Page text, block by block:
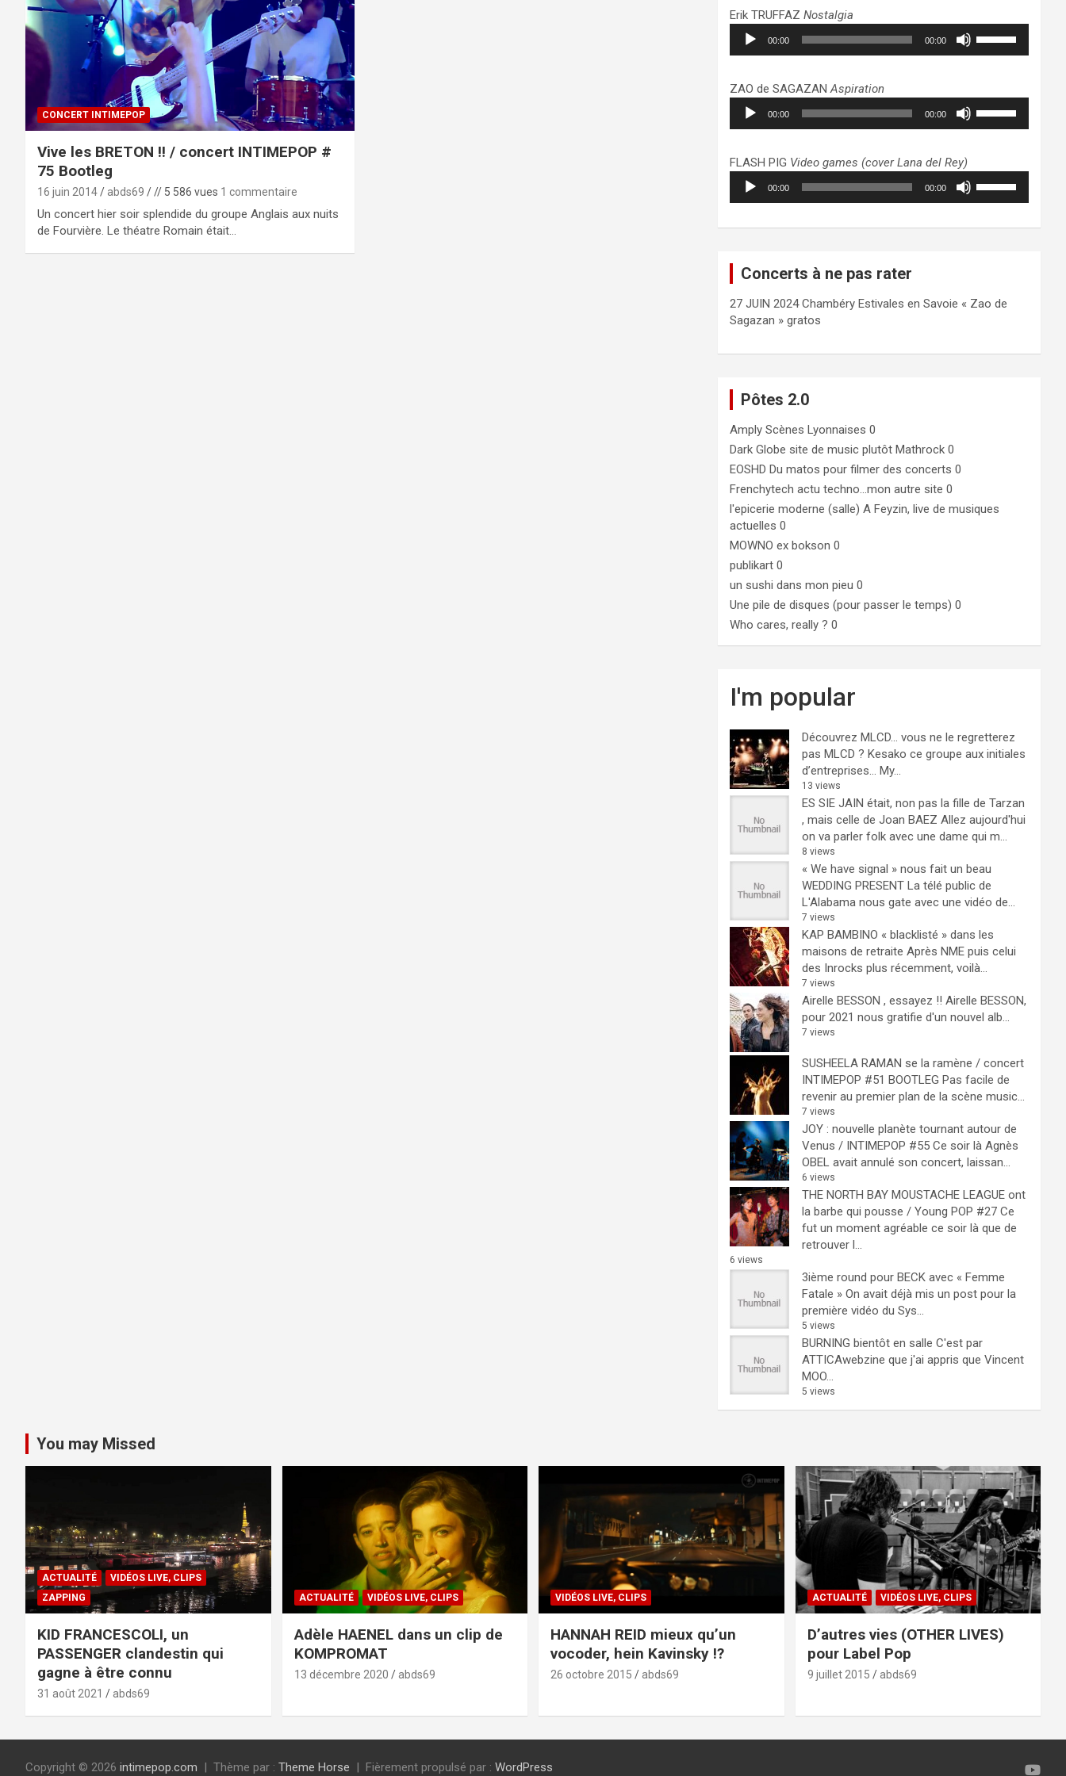
CONCERT INTIMEPOP
Vive les BRETON !! / concert INTIMEPOP #
75 Bootleg
16 juin 2014 abds69 // 5 586 vues 1 commentaire
Un concert hier soir splendide du groupe Anglais aux nuits
de Fourvière. Le théatre Romain était…
pour
augmenter
ou
volume.
Erik TRUFFAZNostalgia
Lecteur
audio
00:00 00:00
pour
augmenter
ou
volume.
ZAO de SAGAZANAspiration
Lecteur
audio
00:00 00:00
pour
augmenter
ou
FLASH PIG Video games (cover Lana del Rey)
Lecteur
audio
00:00 00:00
haut/bas
le
Concerts à ne pas rater
27 JUIN 2024 Chambéry Estivales en Savoie « Zao de
Sagazan » gratos
Pôtes 2.0
Amply Scènes Lyonnaises 0
Dark Globe site de music plutôt Mathrock 0
EOSHD Du matos pour filmer des concerts 0
Frenchytech actu techno…mon autre site 0
l'epicerie moderne (salle) A Feyzin, live de musiques
actuelles 0
MOWNO ex bokson 0
publikart 0
un sushi dans mon pieu 0
Une pile de disques (pour passer le temps) 0
Who cares, really ? 0
I'm popular
Découvrez MLCD… vous ne le regretterez
pas MLCD ? Kesako ce groupe aux initiales
d’entreprises… My...
13 views
ES SIE JAIN était, non pas la fille de Tarzan
, mais celle de Joan BAEZ Allez aujourd'hui
on va parler folk avec une dame qui m...
8 views
« We have signal » nous fait un beau
WEDDING PRESENT La télé public de
L'Alabama nous gate avec une vidéo de...
7 views
KAP BAMBINO « blacklisté » dans les
maisons de retraite Après NME puis celui
des Inrocks plus récemment, voilà...
7 views
Airelle BESSON , essayez !! Airelle BESSON,
pour 2021 nous gratifie d'un nouvel alb...
7 views
SUSHEELA RAMAN se la ramène / concert
INTIMEPOP #51 BOOTLEG Pas facile de
revenir au premier plan de la scène music...
7 views
JOY : nouvelle planète tournant autour de
Venus / INTIMEPOP #55 Ce soir là Agnès
OBEL avait annulé son concert, laissan...
6 views
THE NORTH BAY MOUSTACHE LEAGUE ont
la barbe qui pousse / Young POP #27 Ce
fut un moment agréable ce soir là que de
retrouver l...
6 views
3ième round pour BECK avec « Femme
Fatale » On avait déjà mis un post pour la
première vidéo du Sys...
5 views
BURNING bientôt en salle C'est par
ATTICAwebzine que j'ai appris que Vincent
MOO...
5 views
You may Missed
ACTUALITÉ
VIDÉOS LIVE, CLIPS
ZAPPING
KID FRANCESCOLI, un
PASSENGER clandestin qui
gagne à être connu
31 août 2021 abds69
ACTUALITÉ VIDÉOS LIVE, CLIPS
Adèle HAENEL dans un clip de
KOMPROMAT
13 décembre 2020 abds69
VIDÉOS LIVE, CLIPS
HANNAH REID mieux qu’un
vocoder, hein Kavinsky !?
26 octobre 2015 abds69
ACTUALITÉ VIDÉOS LIVE, CLIPS
D’autres vies (OTHER LIVES)
pour Label Pop
9 juillet 2015 abds69
Copyright © 2026 intimepop.com Thème par : Theme Horse Fièrement propulsé par : WordPress